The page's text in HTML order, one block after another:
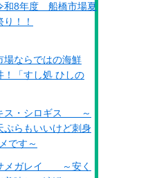
和8年度 船橋市場夏
り！！
場ならではの海鮮
！「すし処 ひしの
ス・シロギス ～
ぷらもいいけど刺身
です～
メガレイ ～安く